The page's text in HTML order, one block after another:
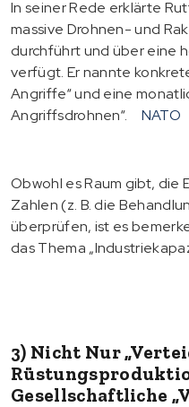
In seiner Rede erklärte
massive Drohnen- und
durchführt und über eine
verfügt. Er nannte
Angriffe“ und eine
Angriffsdrohnen“.
NATO
Obwohl es Raum gibt,
Zahlen (z. B. die
überprüfen, ist es
das Thema
3) Nicht Nur
Gesellschaftliche